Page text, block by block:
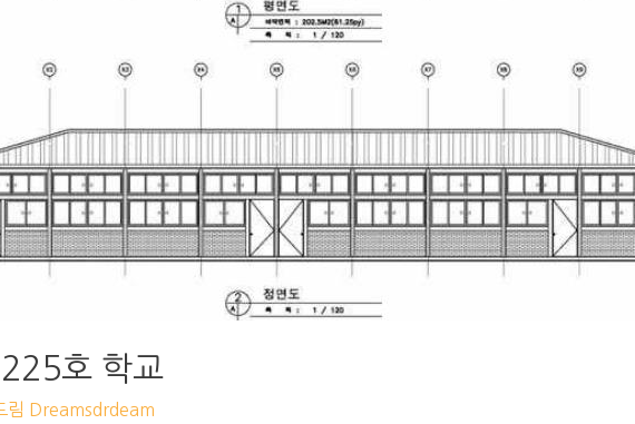
호 학교
림 Dreamsdrdeam